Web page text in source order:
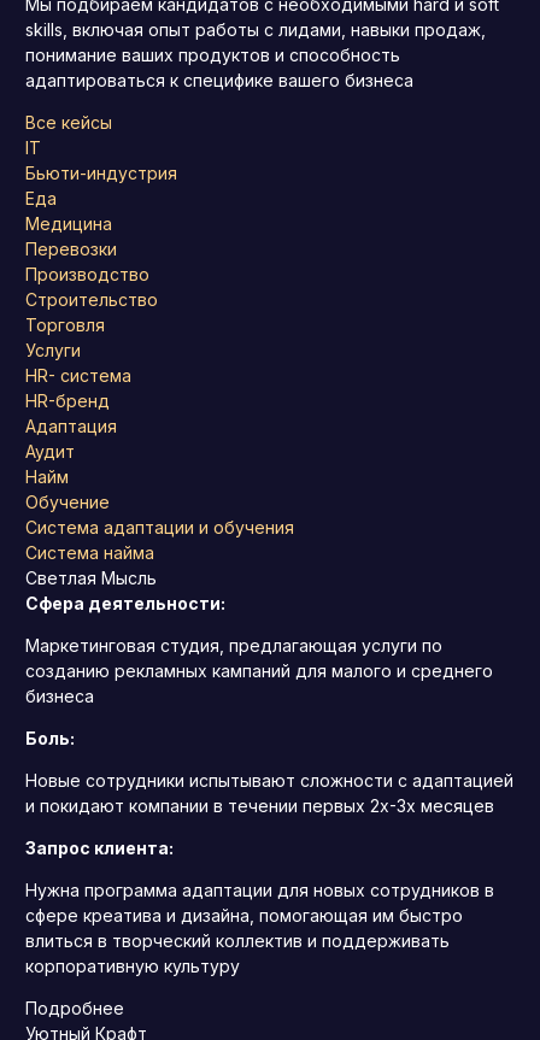
Мы подбираем кандидатов с необходимыми hard и soft
skills, включая опыт работы с лидами, навыки продаж,
понимание ваших продуктов и способность
адаптироваться к специфике вашего бизнеса
Все кейсы
IT
Бьюти-индустрия
Еда
Медицина
Перевозки
Производство
Строительство
Торговля
Услуги
HR- система
HR-бренд
Адаптация
Аудит
Найм
Обучение
Система адаптации и обучения
Система найма
Светлая Мысль
Сфера деятельности:
Маркетинговая студия, предлагающая услуги по
созданию рекламных кампаний для малого и среднего
бизнеса
Боль:
Новые сотрудники испытывают сложности с адаптацией
и покидают компании в течении первых 2х-3х месяцев
Запрос клиента:
Нужна программа адаптации для новых сотрудников в
сфере креатива и дизайна, помогающая им быстро
влиться в творческий коллектив и поддерживать
корпоративную культуру
Подробнее
Уютный Крафт